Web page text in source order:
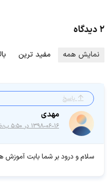
۲ دیدگاه
نمایش همه مفید ترین
پاسخ
مهدی
۱۳۹۸-۰۶-۱۶ در ۵:۵۰ ب٫ظ
سلام و درود بر شما بابت آموزش